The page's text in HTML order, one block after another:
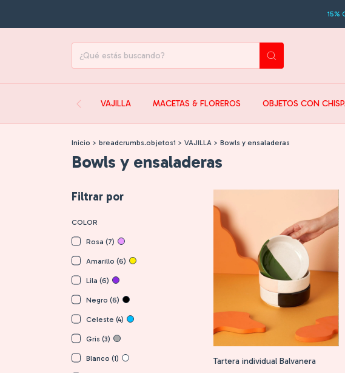
15% OFF EN
VAJILLA MACETAS & FLOREROS OBJETOS CON
Inicio > breadcrumbs.objetos1 > VAJILLA > Bowls y ensaladeras
Bowls y ensaladeras
Filtrar por
COLOR
Rosa (7)
Amarillo (6)
Lila (6)
Negro (6)
Celeste (4)
Gris (3)
Blanco (1) Tartera individual Balvanera